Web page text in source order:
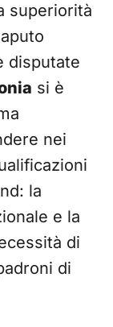
superiorità
disputate
si è
nei
la
e la
di
di